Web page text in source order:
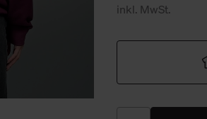
inkl. MwSt.